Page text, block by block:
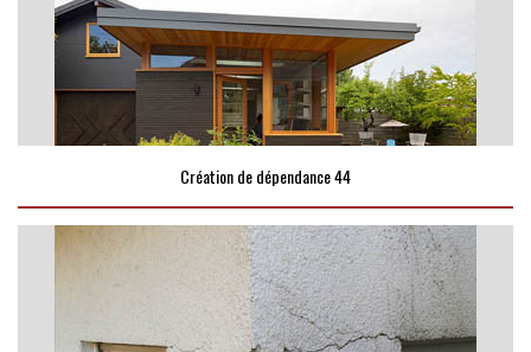
Création de dépendance 44